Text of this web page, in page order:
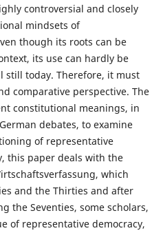
controversial and closely
mindsets of
though its roots can be
its use can hardly be
still today. Therefore, it must
comparative perspective. The
constitutional meanings, in
debates, to examine
of representative
this paper deals with the
which
and the Thirties and after
the Seventies, some scholars,
of representative democracy,